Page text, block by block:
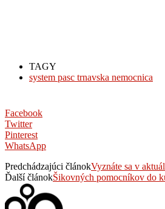
TAGY
system pasc trnavska nemocnica
Facebook
Twitter
Pinterest
WhatsApp
Predchádzajúci článokVyznáte sa v
Ďalší článokŠikovných pomocníkov do